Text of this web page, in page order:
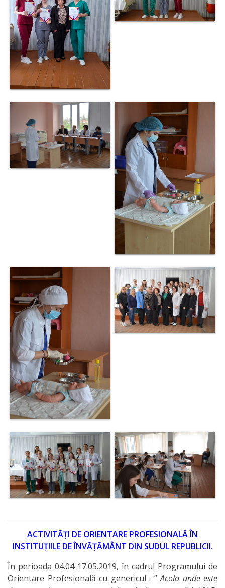
ACTIVITĂȚI DE ORIENTARE PROFESIONALĂ ÎN
INSTITUȚIILE DE ÎNVĂȚĂMÂNT DIN SUDUL REPUBLICII.
În perioada 04.04-17.05.2019, în cadrul Programului de
Orientare Profesională cu genericul : ”Acolo unde este